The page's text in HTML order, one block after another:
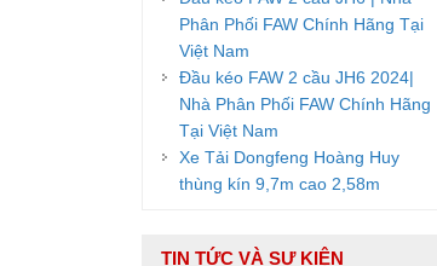
Phân Phối FAW Chính Hãng Tại
Việt Nam
Đầu kéo FAW 2 cầu JH6 2024|
Nhà Phân Phối FAW Chính Hãng
Tại Việt Nam
Xe Tải Dongfeng Hoàng Huy
thùng kín 9,7m cao 2,58m
TIN TỨC VÀ SỰ KIỆN